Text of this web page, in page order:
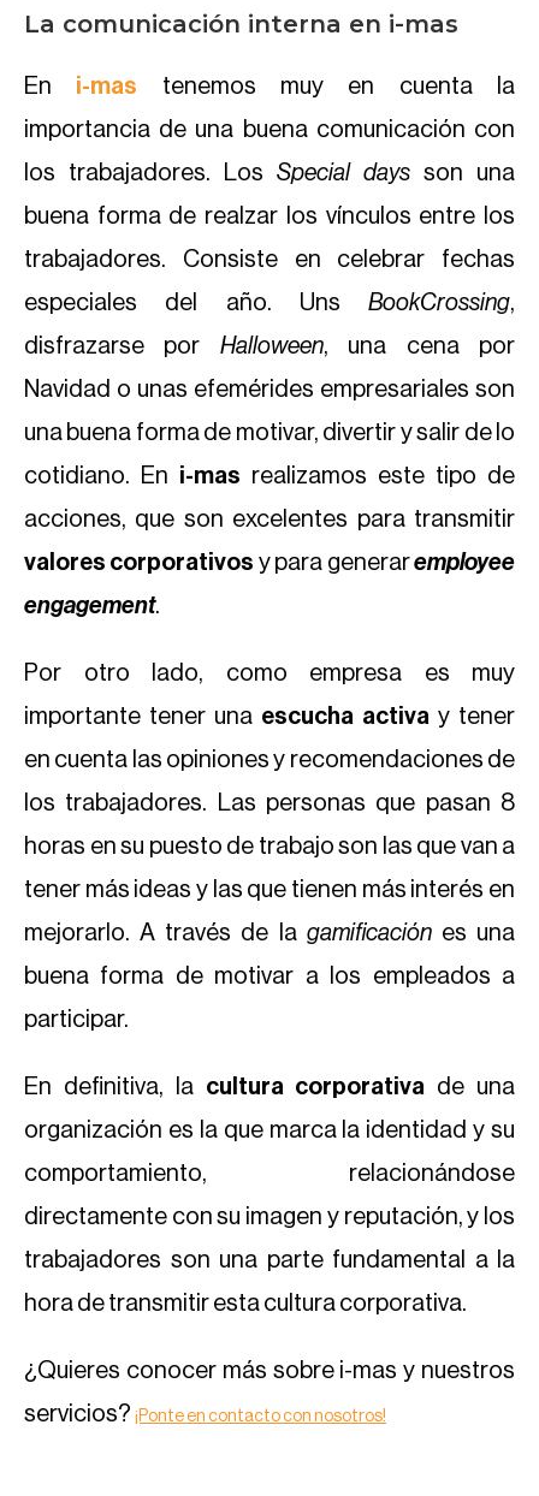
La comunicación interna en i-mas
En i-mas
tenemos muy en cuenta la
importancia de una buena comunicación con
los trabajadores. Los Special days son una
buena forma de realzar los vínculos entre los
trabajadores. Consiste en celebrar fechas
especiales del año. Uns BookCrossing,
disfrazarse por Halloween, una cena por
Navidad o unas efemérides empresariales son
una buena forma de motivar, divertir y salir de lo
cotidiano. En i-mas realizamos este tipo de
acciones, que son excelentes para transmitir
valores corporativos y para generaremployee
engagement.
Por otro lado, como empresa es muy
importante tener una escucha activa y tener
en cuenta las opiniones y recomendaciones de
los trabajadores. Las personas que pasan 8
horas en su puesto de trabajo son las que van a
tener más ideas y las que tienen más interés en
mejorarlo. A través de la gamificaciónes una
buena forma de motivar a los empleados a
participar.
En definitiva, lacultura corporativa de una
organización es la que marca la identidad y su
comportamiento, relacionándose
directamente con su imagen y reputación, y los
trabajadores son una parte fundamental a la
hora de transmitir esta cultura corporativa.
¿Quieres conocer más sobre i-mas y nuestros
servicios? ¡Ponte en contacto con nosotros!